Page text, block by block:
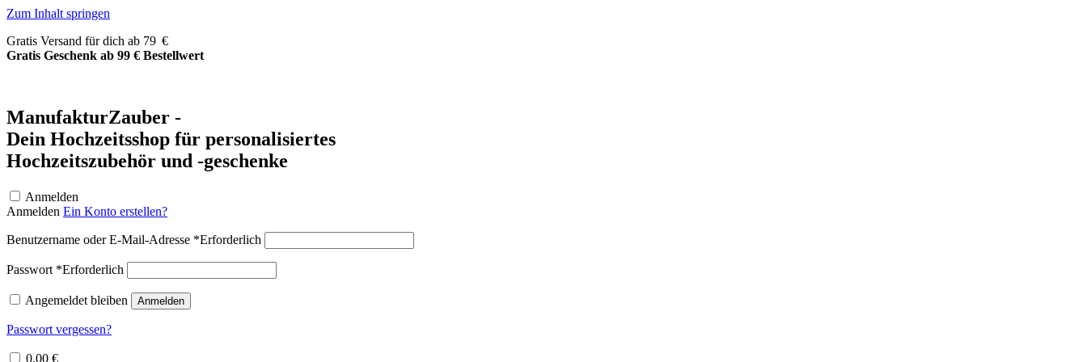
Zum Inhalt springen
Gratis Versand für dich ab 79 €
Gratis Geschenk ab 99 € Bestellwert
ManufakturZauber -
Dein Hochzeitsshop für personalisiertes
Hochzeitszubehör und -geschenke
Anmelden
Anmelden Ein Konto erstellen?
Benutzername oder E-Mail-Adresse *Erforderlich
Passwort *Erforderlich
Angemeldet bleiben Anmelden
Passwort vergessen?
0,00 €